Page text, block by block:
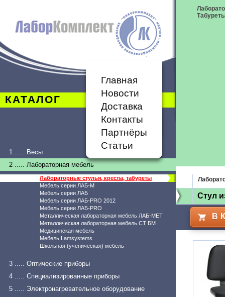
КАТАЛОГ
Главная
Новости
Доставка
Контакты
Партнёры
Статьи
1 ..... Весы
2 ..... Лабораторная мебель
Лабораторные стулья, кресла, табуреты
Мебель серии ЛАБ-М
Мебель серии ЛАБ
Мебель серии ЛАБ-PRO 2012
Мебель серии ЛАБ-PRO
Металлическая лабораторная мебель ЛАБ-МЕТ
Металлическая лабораторная мебель СТ БМ
Медицинская мебель
Мебель Lamsystems
Школьная (ученическая) мебель
3 ..... Оптические приборы
4 ..... Специализированные приборы
5 ..... Электронагревательное оборудование
Стул
В